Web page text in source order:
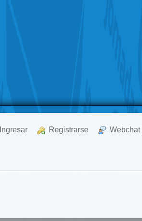
Ingresar Registrarse Webchat